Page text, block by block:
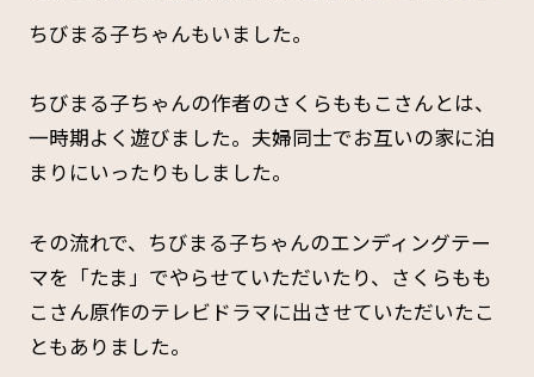
ちびまる子ちゃんもいました。
ちびまる子ちゃんの作者のさくらももこさんとは、
一時期よく遊びました。夫婦同士でお互いの家に泊
まりにいったりもしました。
その流れで、ちびまる子ちゃんのエンディングテー
マを「たま」でやらせていただいたり、さくらもも
こさん原作のテレビドラマに出させていただいたこ
ともありました。